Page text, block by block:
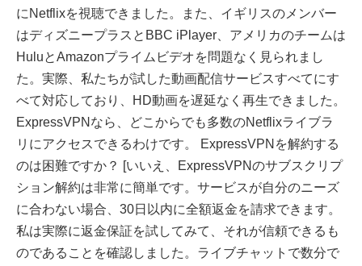
にNetflixを視聴できました。また、イギリスのメンバー
はディズニープラスとBBC iPlayer、アメリカのチームは
HuluとAmazonプライムビデオを問題なく見られまし
た。実際、私たちが試した動画配信サービスすべてにす
べて対応しており、HD動画を遅延なく再生できました。
ExpressVPNなら、どこからでも多数のNetflixライブラ
リにアクセスできるわけです。 ExpressVPNを解約する
のは困難ですか？ [いいえ、ExpressVPNのサブスクリプ
ション解約は非常に簡単です。サービスが自分のニーズ
に合わない場合、30日以内に全額返金を請求できます。
私は実際に返金保証を試してみて、それが信頼できるも
のであることを確認しました。ライブチャットで数分で